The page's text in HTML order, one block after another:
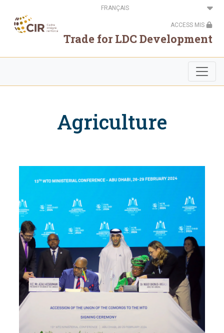
contenu
principal
Select
your
ACCESS MIS
Trade for LDC Development
Agriculture